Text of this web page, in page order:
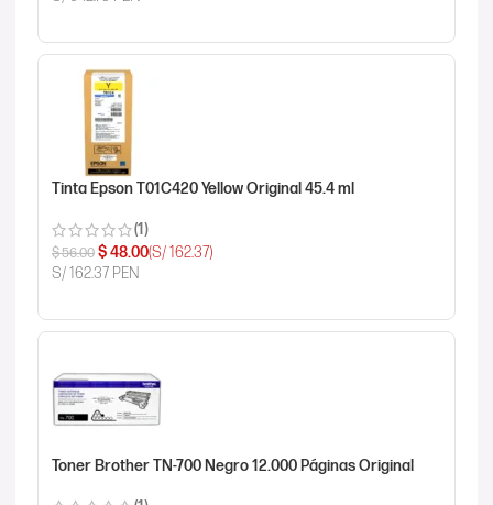
Tinta Epson T01C420 Yellow Original 45.4 ml
(1)
$56.00 $48.00(S/ 162.37)
S/ 162.37 PEN
Toner Brother TN-700 Negro 12.000 Páginas Original